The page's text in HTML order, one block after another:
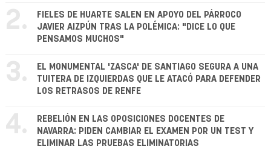
2.
FIELES DE HUARTE SALEN EN APOYO DEL PÁRROCO
JAVIER AIZPÚN TRAS LA POLÉMICA: "DICE LO QUE
PENSAMOS MUCHOS"
3.
EL MONUMENTAL 'ZASCA' DE SANTIAGO SEGURA A UNA
TUITERA DE IZQUIERDAS QUE LE ATACÓ PARA DEFENDER
LOS RETRASOS DE RENFE
4.
REBELIÓN EN LAS OPOSICIONES DOCENTES DE
NAVARRA: PIDEN CAMBIAR EL EXAMEN POR UN TEST Y
ELIMINAR LAS PRUEBAS ELIMINATORIAS